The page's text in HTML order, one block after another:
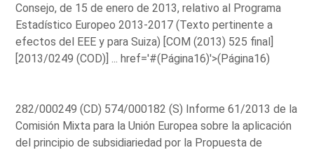
Consejo, de 15 de enero de 2013, relativo al Programa
Estadístico Europeo 2013-2017 (Texto pertinente a
efectos del EEE y para Suiza) [COM (2013) 525 final]
[2013/0249 (COD)] ...href='#(Página16)'>(Página16)
282/000249 (CD) 574/000182 (S) Informe 61/2013 de la
Comisión Mixta para la Unión Europea sobre la aplicación
del principio de subsidiariedad por la Propuesta de